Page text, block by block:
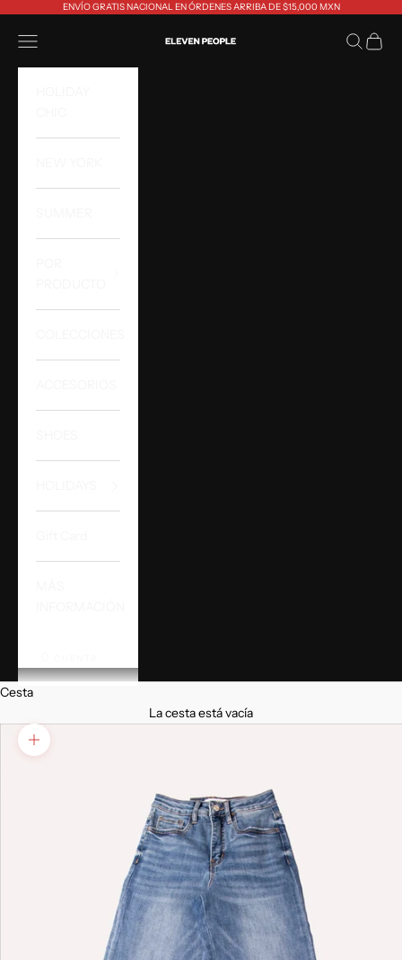
Ir al contenidoENVÍO GRATIS NACIONAL EN ÓRDENES ARRIBA DE $15,000 MXN
Eleven People
Abrir menú de navegación AbrirAbrir
Cesta
La cesta está vacía
Zoom